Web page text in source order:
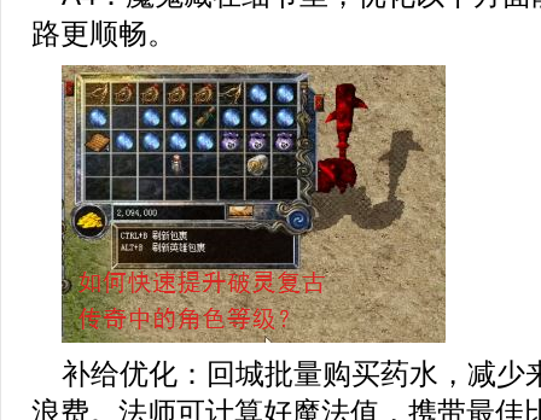
路更顺畅。
补给优化：回城批量购买药水，减少
浪费。法师可计算好魔法值，携带最佳